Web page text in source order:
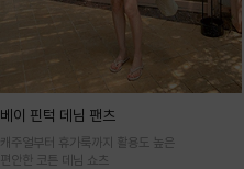
베이 핀턱 데님 팬츠
캐주얼부터 휴가룩까지 활용도 높은
편안한 코튼 데님 쇼츠